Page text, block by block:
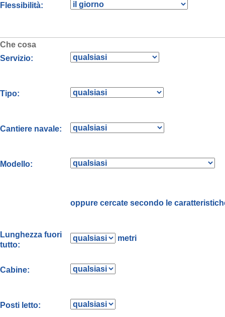
Flessibilità:
Che cosa
Servizio:
Tipo:
Cantiere navale:
Modello:
oppure cercate secondo le
Lunghezza fuori
tutto:
metri
Cabine:
Posti letto: